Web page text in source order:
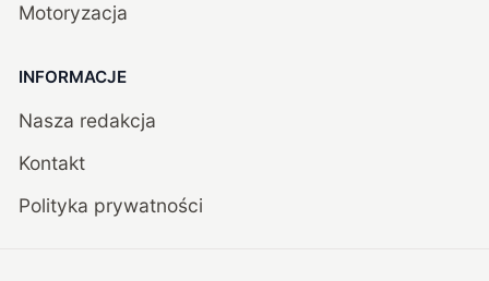
Motoryzacja
INFORMACJE
Nasza redakcja
Kontakt
Polityka prywatności